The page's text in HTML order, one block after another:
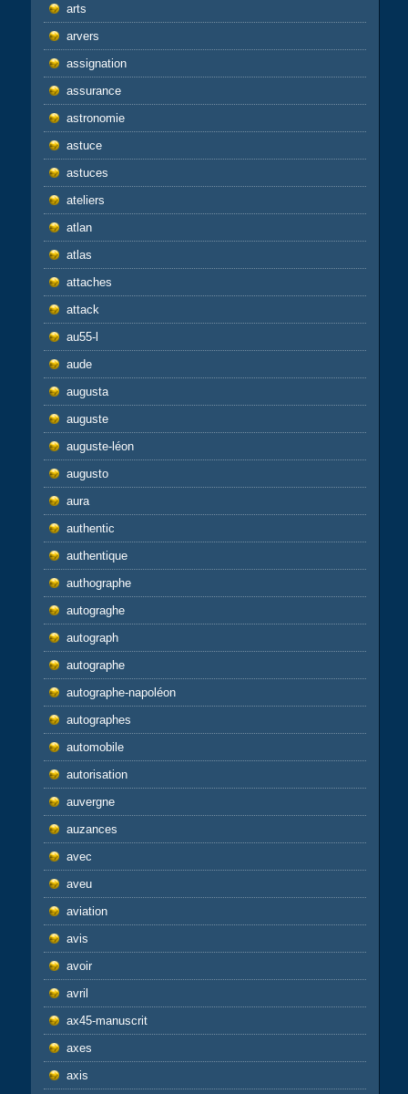
arts
arvers
assignation
assurance
astronomie
astuce
astuces
ateliers
atlan
atlas
attaches
attack
au55-l
aude
augusta
auguste
auguste-léon
augusto
aura
authentic
authentique
authographe
autograghe
autograph
autographe
autographe-napoléon
autographes
automobile
autorisation
auvergne
auzances
avec
aveu
aviation
avis
avoir
avril
ax45-manuscrit
axes
axis